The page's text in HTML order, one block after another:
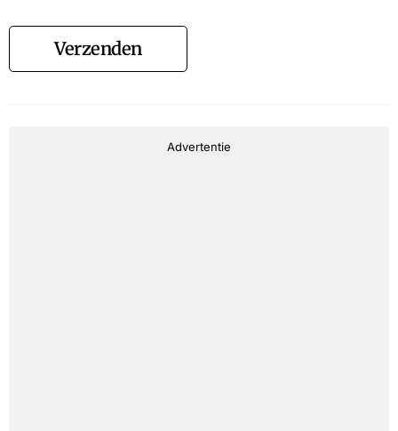
Verzenden
Advertentie